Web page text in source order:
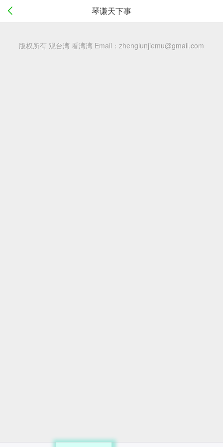
琴谦天下事
版权所有 观台湾 看湾湾 Email：zhenglunjiemu@gmail.com